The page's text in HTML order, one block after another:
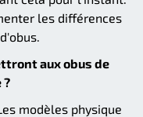
les différences
aux obus de
?
modèles physique